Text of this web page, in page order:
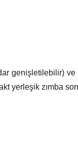
genişletilebilir)
yerleşik zımba